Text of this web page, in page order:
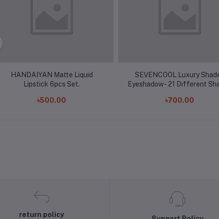
HANDAIYAN Matte Liquid
Lipstick 6pcs Set.
৳500.00
SEVENCOOL Luxury
Eyeshadow- 21 Different
৳700.00
return policy